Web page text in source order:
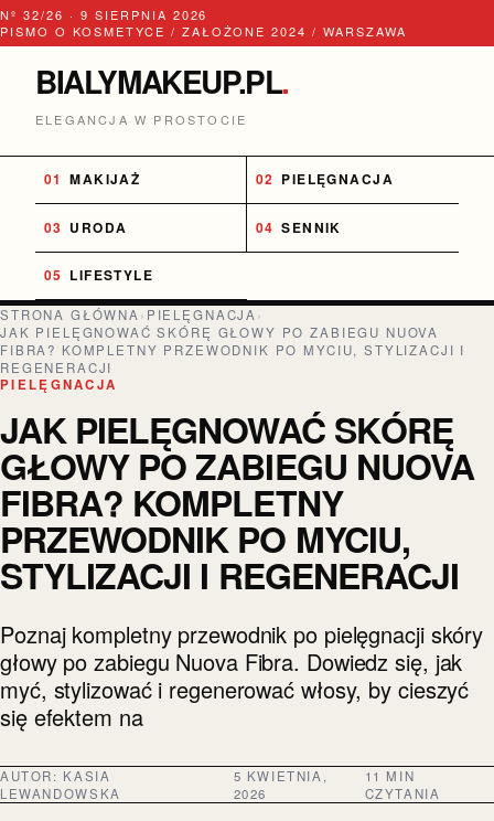
Nº 32/26 · 9 SIERPNIA 2026
PISMO O KOSMETYCE / ZAŁOŻONE 2024 / WARSZAWA
BIALYMAKEUP.PL.
ELEGANCJA W PROSTOCIE
MAKIJAŻ PIELĘGNACJA
URODA SENNIK
LIFESTYLE
STRONA GŁÓWNA› PIELĘGNACJA›
JAK PIELĘGNOWAĆ SKÓRĘ GŁOWY PO ZABIEGU NUOVA
FIBRA? KOMPLETNY PRZEWODNIK PO MYCIU, STYLIZACJI I
REGENERACJI
PIELĘGNACJA
JAK PIELĘGNOWAĆ SKÓRĘ
GŁOWY PO ZABIEGU NUOVA
FIBRA? KOMPLETNY
PRZEWODNIK PO MYCIU,
STYLIZACJI I REGENERACJI
Poznaj kompletny przewodnik po pielęgnacji skóry
głowy po zabiegu Nuova Fibra. Dowiedz się, jak
myć, stylizować i regenerować włosy, by cieszyć
się efektem na
AUTOR: KASIA
LEWANDOWSKA
5 KWIETNIA,
2026
11 MIN
CZYTANIA